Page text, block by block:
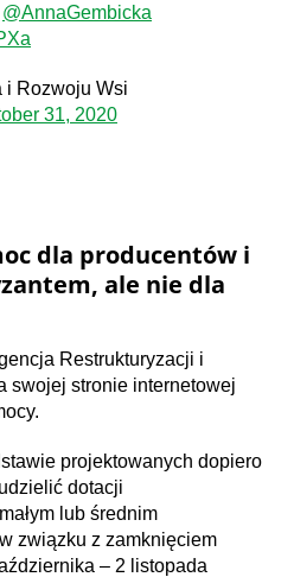
@AnnaGembicka
Rozwoju Wsi
31, 2020
dla producentów i
ale nie dla
Restrukturyzacji i
swojej stronie internetowej
projektowanych dopiero
dotacji
lub średnim
związku z zamknięciem
– 2 listopada